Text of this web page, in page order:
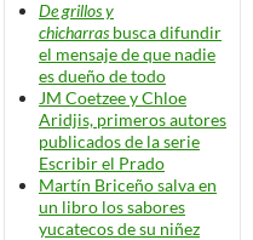
De grillos y
chicharrasbusca difundir
el mensaje de que nadie
es dueño de todo
JM Coetzee y Chloe
Aridjis, primeros autores
publicados de la serie
Escribir el Prado
Martín Briceño salva en
un libro los sabores
yucatecos de su niñez